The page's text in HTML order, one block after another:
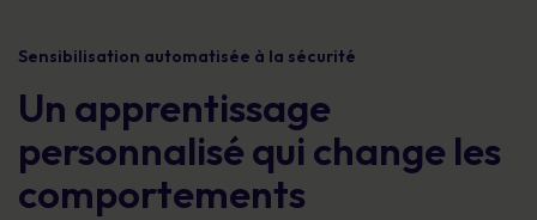
Sensibilisation automatisée à la sécurité
Un apprentissage
personnalisé qui change les
comportements